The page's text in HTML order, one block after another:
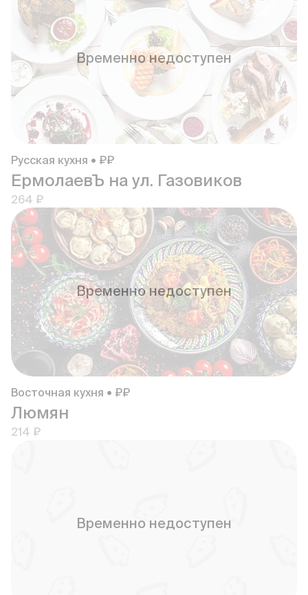
Временно недоступен
Русская кухня • ₽₽
ЕрмолаевЪ на ул. Газовиков
264 ₽
Временно недоступен
Восточная кухня • ₽₽
Люмян
214 ₽
Временно недоступен